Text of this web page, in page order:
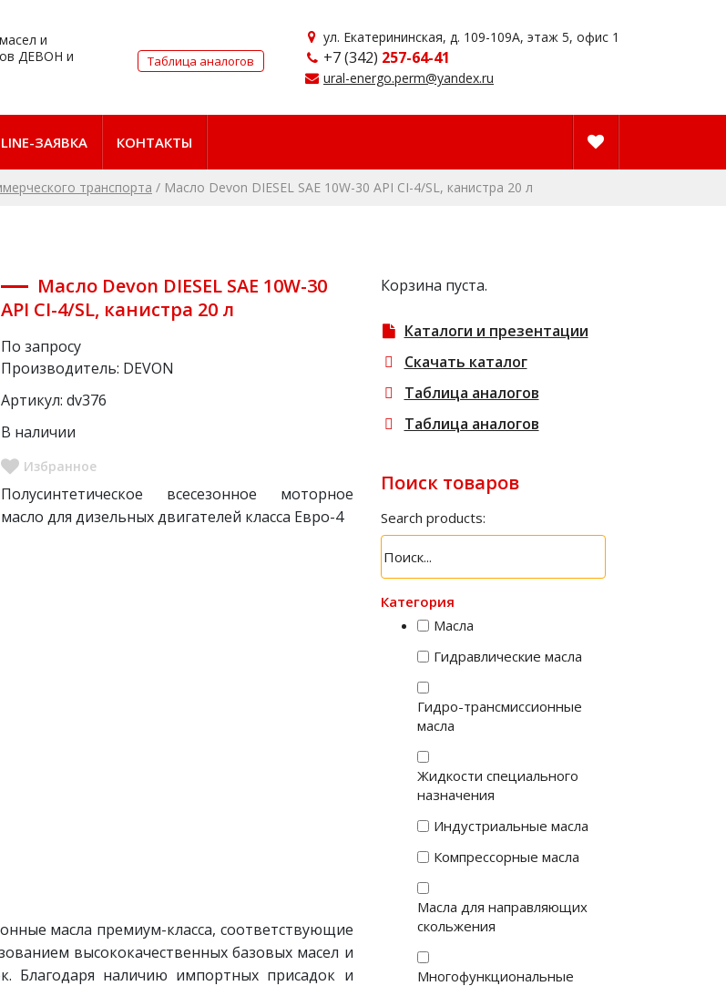
и
ДЕВОН и
Таблица аналогов
ул. Екатерининская, д. 109-109А, этаж 5, офис 1
+7 (342) 257-64-41
ural-energo.perm@yandex.ru
ЗАЯВКА КОНТАКТЫ
транспорта / Масло Devon DIЕSEL SAE 10W-30 API CI-4/SL, канистра 20 л
Масло Devon DIЕSEL SAE 10W-30
API CI-4/SL, канистра 20 л
По запросу
Производитель: DEVON
Артикул:dv376
В наличии
Полусинтетическое всесезонное моторное
масло для дизельных двигателей класса Евро-4
масла премиум-класса, соответствующие
высококачественных базовых масел и
Благодаря наличию импортных присадок и
Корзина пуста.
Каталоги и презентации
Скачать каталог
Таблица аналогов
Таблица аналогов
Поиск товаров
Search products:
Категория
Масла
Гидравлические масла
Гидро-трансмиссионные
масла
Жидкости специального
назначения
Индустриальные масла
Компрессорные масла
Масла для направляющих
скольжения
Многофункциональные